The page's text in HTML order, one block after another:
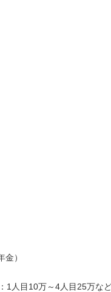
）
1人目10万～4人目25万な